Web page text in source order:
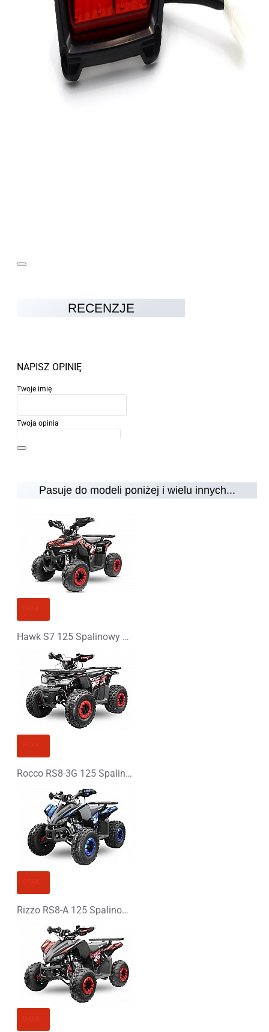
RECENZJE
NAPISZ OPINIĘ
Twoje imię
Twoja opinia
Ocena
Ocena
Zły Dobry
Pasuje do modeli poniżej i wielu innych...
Hawk S7 125 Spalinowy Midi Quad - PLATIN LINE
Rocco RS8-3G 125 Spalinowy Midi Quad - PLATIN LINE
Rizzo RS8-A 125 Spalinowy Midi Quad - PLATIN LINE